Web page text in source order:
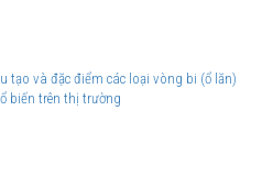
tạo và đặc điểm các loại vòng bi (ổ lăn)
biến trên thị trường